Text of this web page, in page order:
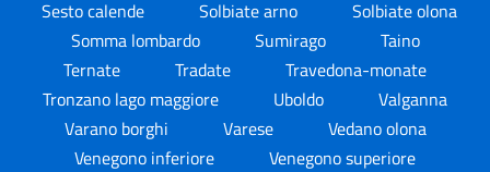
Sesto calende
Solbiate arno
Solbiate olona
Somma lombardo
Sumirago
Taino
Ternate
Tradate
Travedona-monate
Tronzano lago maggiore
Uboldo
Valganna
Varano borghi
Varese
Vedano olona
Venegono inferiore
Venegono superiore